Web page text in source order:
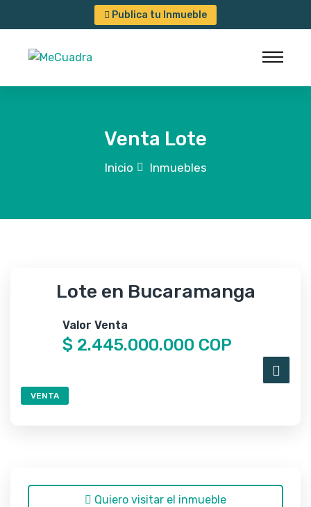
Publica tu Inmueble
Venta Lote
Inicio Inmuebles
Lote en Bucaramanga
Valor Venta
$ 2.445.000.000 COP
VENTA
Quiero visitar el inmueble